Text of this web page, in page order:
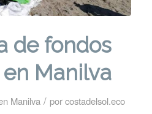
de fondos
Manilva
Manilva / porcostadelsol.eco